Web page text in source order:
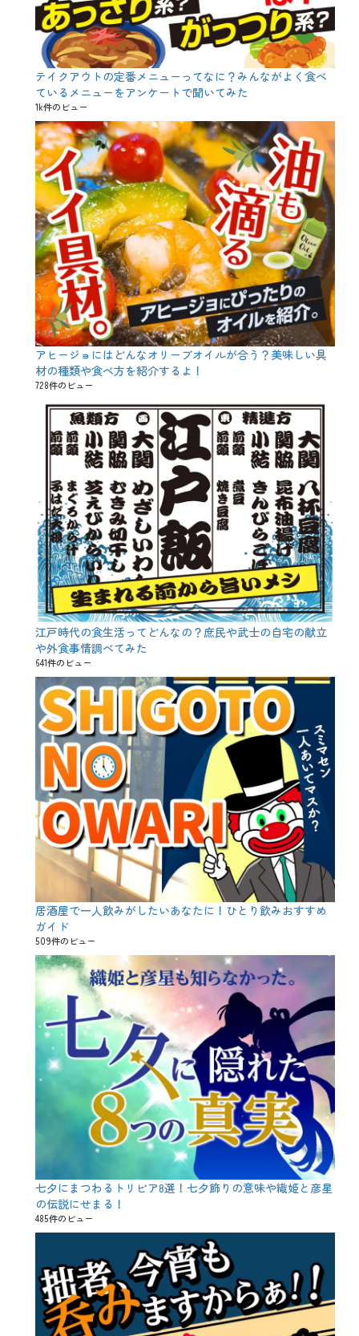
テイクアウトの定番メニューってなに？みんながよく食べ
ているメニューをアンケートで聞いてみた
1k件のビュー
アヒージョにはどんなオリーブオイルが合う？美味しい具
材の種類や食べ方を紹介するよ！
728件のビュー
江戸時代の食生活ってどんなの？庶民や武士の自宅の献立
や外食事情調べてみた
641件のビュー
居酒屋で一人飲みがしたいあなたに！ひとり飲みおすすめ
ガイド
509件のビュー
七夕にまつわるトリビア8選！七夕飾りの意味や織姫と彦星
の伝説にせまる！
485件のビュー